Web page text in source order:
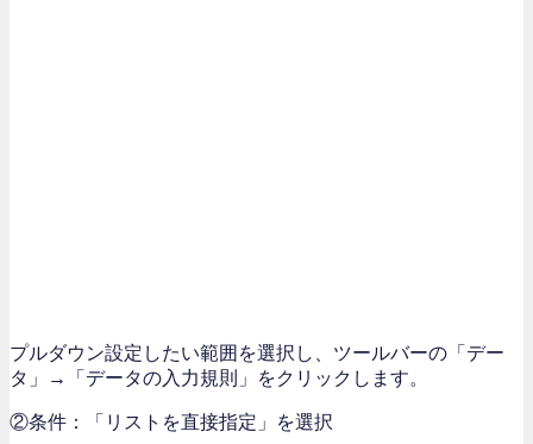
プルダウン設定したい範囲を選択し、ツールバーの「デー
タ」→「データの入力規則」をクリックします。
②条件：「リストを直接指定」を選択